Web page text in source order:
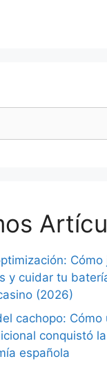
Cómo
y cuidar tu
(2026)
cachopo: Cómo
conquistó la
española